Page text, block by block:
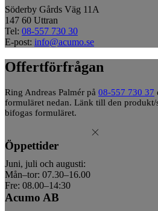
Söderby Gårds Väg 11A
147 60 Uttran
Tel: 08-557 730 30
E-post: info@acumo.se
Offertförfrågan
Ring Andreas Palmér på 08-557 730 37
formuläret nedan. Länk till den
bifogas formuläret.
Öppettider
Juni, juli och augusti:
Mån–tor: 07.30–16.00
Fre: 08.00–14:30
Acumo AB